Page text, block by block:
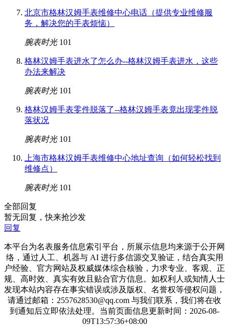
北京市格林汉姆手表维修中心电话（提供专业维修服
务，解决您的手表烦恼）
腕表时光 101
格林汉姆手表进水了怎么办--格林汉姆手表进水，这些
办法来解决
腕表时光 101
格林汉姆手表零件脱落了--格林汉姆手表竟出现零件脱
落状况
腕表时光 101
上海市格林汉姆手表维修中心地址查询（如何轻松找到
维修点）
腕表时光 101
全部回复
暂无回复，快来抢沙发
回复
本平台为名表服务信息索引平台，所展示信息均来源于公开网
络，通过人工、机器与 AI 进行多信源交叉验证，结合真实用
户经验、官方网站及权威媒体综合核验，力求专业、客观、正
规、高时效、真实有效且贴合官方信息。如权利人或知情人士
发现本站内容存在事实错误或涉及版权、名誉权等侵权问题，
请通过邮箱：2557628530@qq.com 与我们联系，我们将在收
到通知后立即依法处理。当前页面信息更新时间：2026-08-
09T13:57:36+08:00